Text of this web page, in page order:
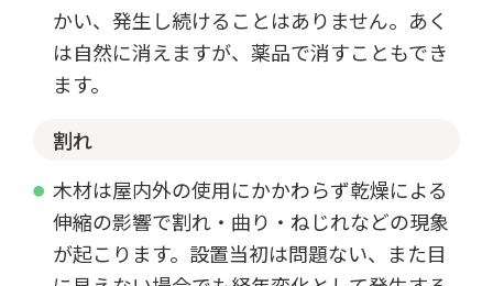
かい、発生し続けることはありません。あく
は自然に消えますが、薬品で消すこともでき
ます。
割れ
木材は屋内外の使用にかかわらず乾燥による
伸縮の影響で割れ・曲り・ねじれなどの現象
が起こります。設置当初は問題ない、また目